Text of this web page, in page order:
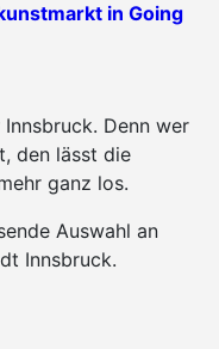
in Going
Denn wer
den lässt die
ganz los.
Auswahl an
Innsbruck.